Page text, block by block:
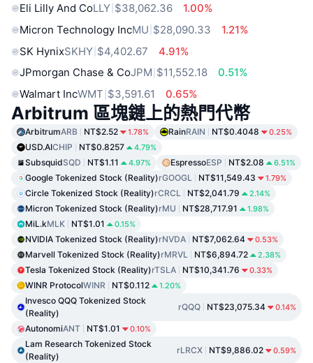
Eli Lilly And CoLLY $38,062.36
1.00%
Micron Technology IncMU $28,090.33
1.21%
SK HynixSKHY $4,402.67
4.91%
JPmorgan Chase & CoJPM $11,552.18
0.51%
Walmart IncWMT $3,591.61 0.65%
Arbitrum 區塊鏈上的熱門代幣
ArbitrumARB NT$2.52 1.78% RainRAIN NT$0.4048 0.25%
USD.AICHIP NT$0.8257 4.79%
SubsquidSQD NT$1.11 4.97% EspressoESP NT$2.08 6.51%
Google Tokenized Stock (Reality)rGOOGL NT$11,549.43 1.79%
Circle Tokenized Stock (Reality)rCRCL NT$2,041.79 2.14%
Micron Tokenized Stock (Reality)rMU NT$28,717.91 1.98%
MiL.kMLK NT$1.01 0.15%
NVIDIA Tokenized Stock (Reality)rNVDA NT$7,062.64 0.53%
Marvell Tokenized Stock (Reality)rMRVL NT$6,894.72 2.38%
Tesla Tokenized Stock (Reality)rTSLA NT$10,341.76 0.33%
WINR ProtocolWINR NT$0.112 1.20%
Invesco QQQ Tokenized Stock
(Reality)
rQQQ NT$23,075.34 0.14%
AutonomiANT NT$1.01 0.10%
Lam Research Tokenized Stock
(Reality)
rLRCX NT$9,886.02 0.59%